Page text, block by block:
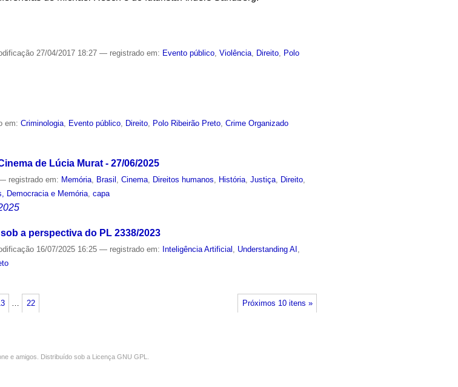
27/04/2017 18:27— registrado em: Evento público,Violência, Direito, Polo
em:Criminologia Evento público Direito Polo Ribeirão Preto ,Crime Organizado
de Lúcia Murat - 27/06/2025
registrado em: Memória Brasil ,Cinema Direitos humanos História ,Justiça Direito
Democracia e Memória ,capa
a perspectiva do PL 2338/2023
16/07/2025 16:25— registrado em: Inteligência Artificial , Understanding AI ,
Próximos 10 itens »
22
e amigos. Distribuído sob a Licença GNU GPL